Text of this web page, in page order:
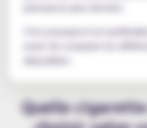
C'est pourquoi il est
avant de comparer les
Quelle